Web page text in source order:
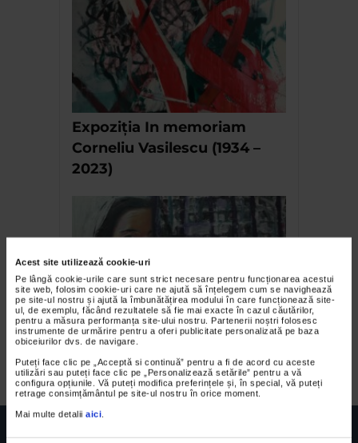
Acest site utilizează cookie-uri
Pe lângă cookie-urile care sunt strict necesare pentru funcționarea acestui
site web, folosim cookie-uri care ne ajută să înțelegem cum se navighează
pe site-ul nostru și ajută la îmbunătățirea modului în care funcționează site-
ul, de exemplu, făcând rezultatele să fie mai exacte în cazul căutărilor,
pentru a măsura performanța site-ului nostru. Partenerii noștri folosesc
instrumente de urmărire pentru a oferi publicitate personalizată pe baza
obiceiurilor dvs. de navigare.
Puteți face clic pe „Acceptă si continuă” pentru a fi de acord cu aceste
utilizări sau puteți face clic pe „Personalizează setările” pentru a vă
configura opțiunile. Vă puteți modifica preferințele și, în special, vă puteți
retrage consimțământul pe site-ul nostru în orice moment.
Mai multe detalii aici
Expoziția In memoriam
Corneliu Vasilescu (1934 –
2023)
Lansarea Nadina Pascariu
Gallery